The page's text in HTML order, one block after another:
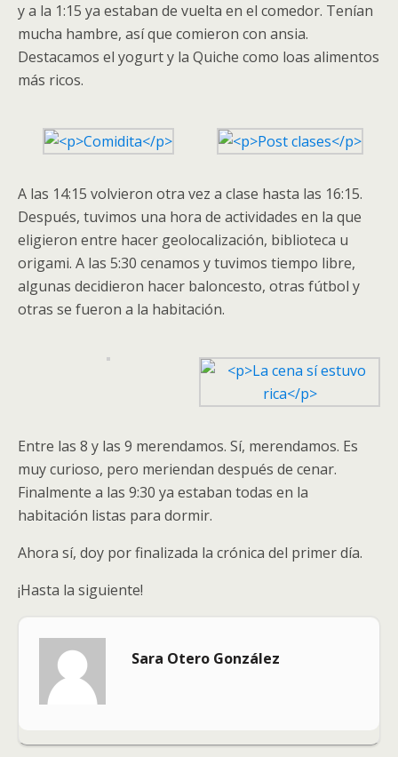
y a la 1:15 ya estaban de vuelta en el comedor. Tenían
mucha hambre, así que comieron con ansia.
Destacamos el yogurt y la Quiche como loas alimentos
más ricos.
A las 14:15 volvieron otra vez a clase hasta las 16:15.
Después, tuvimos una hora de actividades en la que
eligieron entre hacer geolocalización, biblioteca u
origami. A las 5:30 cenamos y tuvimos tiempo libre,
algunas decidieron hacer baloncesto, otras fútbol y
otras se fueron a la habitación.
Entre las 8 y las 9 merendamos. Sí, merendamos. Es
muy curioso, pero meriendan después de cenar.
Finalmente a las 9:30 ya estaban todas en la
habitación listas para dormir.
Ahora sí, doy por finalizada la crónica del primer día.
¡Hasta la siguiente!
Sara Otero González